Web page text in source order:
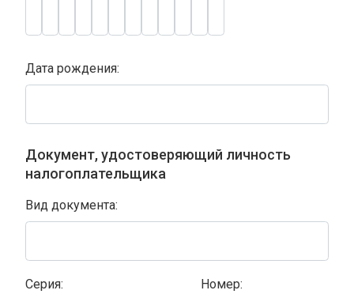
Дата рождения:
Документ, удостоверяющий личность
налогоплательщика
Вид документа:
Серия: Номер: